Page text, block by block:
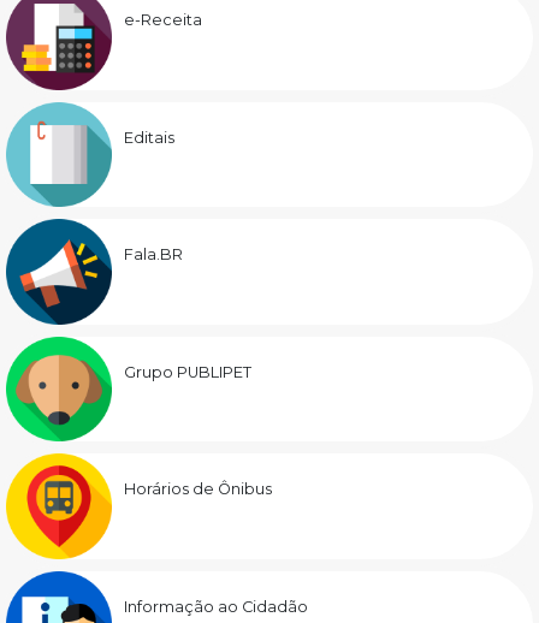
e-Receita
Editais
Fala.BR
Grupo PUBLIPET
Horários de Ônibus
Informação ao Cidadão